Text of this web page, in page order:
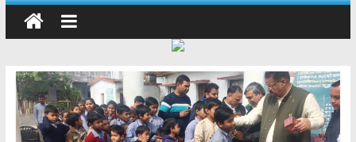
कारीगरों को किया सम्मानित
​धामी कैबिनेट का बड़ा फैसला: पशुपालकों को 60% तक सब्सिडी, गंगा एक्सप्रेसवे का
हरिद्वार तक होगा विस्तार